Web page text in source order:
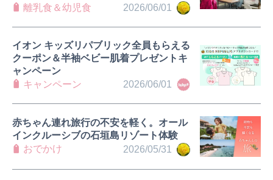
2026/06/01
離乳食＆幼児食
2026/06/01
イオン キッズリパブリック全員もらえる
クーポン＆半袖ベビー肌着プレゼントキ
ャンペーン
キャンペーン
2026/05/31
赤ちゃん連れ旅行の不安を軽く。オール
インクルーシブの石垣島リゾート体験
おでかけ